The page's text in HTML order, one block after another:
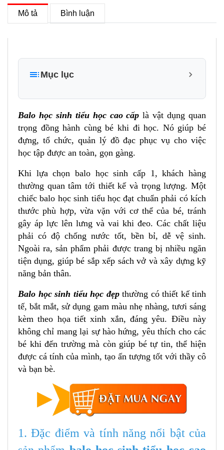
Mô tả Bình luận
Mục lục
1. Đặc điểm và tính năng nổi bật của sản phẩm balo
1.1 Thiết kế đa năng, tiện lợi, đáng yêu
1.2 Chất liệu cao cấp, an toàn và khả năng
chống thấm nước
balo học sinh tiểu học chính hãng Xbags Dolphin
Xb 3021
Mặt trước của balo học sinh cấp 1 Xbags Dolphin
Xb 3021
Ngăn trong Balo tiểu học cao cấp Xbags Dolphin
Xb 3021
Mặt lưng của balo đi học cao cấp Xbags Dolphin
Xb 3021
Mặt nghiêng của balo học sinh tiểu học đa năng
1.4 Lưu ý
2. Lợi ích khi sử dụng balo học sinh tiểu học cao
cấp từ Công Ty TNHH Công Nghiệp May & Thời
Trang Trung Nguyên
3. Hướng dẫn bảo quản và sử dụng
Cách vệ sinh balo đúng cách
4. Kết luận
Ghi chú:
Balo học sinh tiểu học cao cấp là vật dụng quan
trọng đồng hành cùng bé khi đi học. Nó giúp bé
đựng, tổ chức, quản lý đồ đạc phục vụ cho việc
học tập được an toàn, gọn gàng.
Khi lựa chọn balo học sinh cấp 1, khách hàng
thường quan tâm tới thiết kế và trọng lượng. Một
chiếc balo học sinh tiểu học đạt chuẩn phải có kích
thước phù hợp, vừa vặn với cơ thể của bé, tránh
gây áp lực lên lưng và vai khi đeo. Các chất liệu
phải có độ chống nước tốt, bền bỉ, dễ vệ sinh.
Ngoài ra, sản phẩm phải được trang bị nhiều ngăn
tiện dụng, giúp bé sắp xếp sách vở và xây dựng kỹ
năng bản thân.
Balo học sinh tiểu học đẹpthường có thiết kế tinh
tế, bắt mắt, sử dụng gam màu nhẹ nhàng, tươi sáng
kèm theo họa tiết xinh xắn, đáng yêu. Điều này
không chỉ mang lại sự hào hứng, yêu thích cho các
bé khi đến trường mà còn giúp bé tự tin, thể hiện
được cá tính của mình, tạo ấn tượng tốt với thầy cô
và bạn bè.
1. Đặc điểm và tính năng nổi bật của